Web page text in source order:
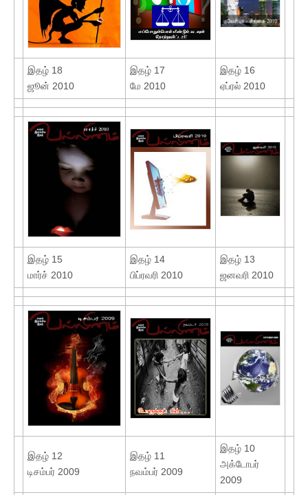
இதழ் 18
ஜூன் 2010
இதழ் 17
மே 2010
இதழ் 16
ஏப்ரல் 2010
இதழ் 15
மார்ச் 2010
இதழ் 14
பிப்ரவரி 2010
இதழ் 13
ஜனவரி 2010
இதழ் 12
டிசம்பர் 2009
இதழ் 11
நவம்பர் 2009
இதழ் 10
அக்டோபர்
2009